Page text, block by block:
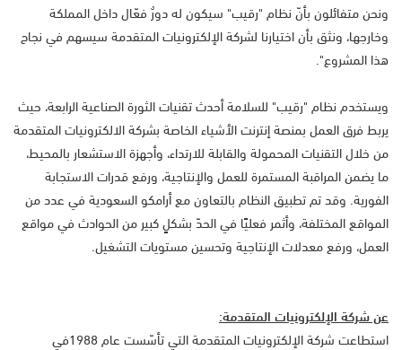
ونحن متفائلون بأنّ نظام "رقيب" سيكون له دورٌ فعّال داخل المملكة
وخارجها، ونثق بأن اختيارنا لشركة الإلكترونيات المتقدمة سيسهم في نجاح
هذا المشروع".
ويستخدم نظام "رقيب" للسلامة أحدث تقنيات الثورة الصناعية الرابعة، حيث
يربط فرق العمل بمنصة إنترنت الأشياء الخاصة بشركة الالكترونيات المتقدمة
من خلال التقنيات المحمولة والقابلة للارتداء، وأجهزة الاستشعار بالمحيط،
ما يضمن المراقبة المستمرة للعمل والإنتاجية، ورفع قدرات الاستجابة
الفورية. وقد تم تطبيق النظام بالتعاون مع أرامكو السعودية في عدد من
المواقع المختلفة، وأثمر فعليًا في الحدّ بشكلٍ كبير من الحوادث في مواقع
العمل، ورفع معدلات الإنتاجية وتحسين مستويات التشغيل.
عن شركة الإلكترونيات المتقدمة:
استطاعت شركة الإلكترونيات المتقدمة التي تأسّست عام 1988في